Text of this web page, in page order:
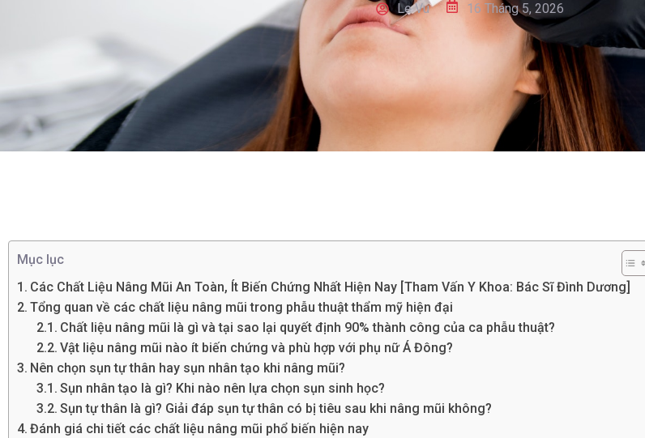
Le Vu 16 Tháng 5, 2026
Mục lục
Các Chất Liệu Nâng Mũi An Toàn, Ít Biến Chứng Nhất Hiện Nay [Tham Vấn Y Khoa: Bác Sĩ Đình Dương]
Tổng quan về các chất liệu nâng mũi trong phẫu thuật thẩm mỹ hiện đại
Chất liệu nâng mũi là gì và tại sao lại quyết định 90% thành công của ca phẫu thuật?
Vật liệu nâng mũi nào ít biến chứng và phù hợp với phụ nữ Á Đông?
Nên chọn sụn tự thân hay sụn nhân tạo khi nâng mũi?
Sụn nhân tạo là gì? Khi nào nên lựa chọn sụn sinh học?
Sụn tự thân là gì? Giải đáp sụn tự thân có bị tiêu sau khi nâng mũi không?
Đánh giá chi tiết các chất liệu nâng mũi phổ biến hiện nay